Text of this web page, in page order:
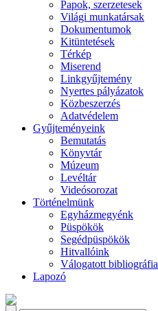
Papok, szerzetesek
Világi munkatársak
Dokumentumok
Kitüntetések
Térkép
Miserend
Linkgyűjtemény
Nyertes pályázatok
Közbeszerzés
Adatvédelem
Gyűjteményeink
Bemutatás
Könyvtár
Múzeum
Levéltár
Videósorozat
Történelmünk
Egyházmegyénk
Püspökök
Segédpüspökök
Hitvallóink
Válogatott bibliográfia
Lapozó